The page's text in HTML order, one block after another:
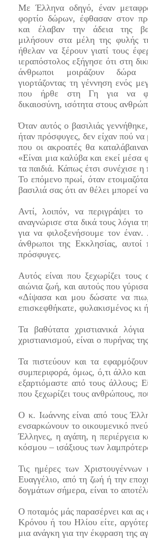
Με Έλληνα οδηγό, έναν
φορτίο δώρων, έφθασαν στον
και έλαβαν την άδεια της
μιλήσουν στα μέλη της φυλής
ήθελαν να ξέρουν γιατί τους
ιεραπόστολος εξήγησε ότι στη
άνθρωποι μοιράζουν δώρα
γιορτάζοντας τη γέννηση ενός
που ήρθε στη Γη για να
δικαιοσύνη, ισότητα στους
Όταν αυτός ο βασιλιάς
ήταν πρόσφυγες, δεν είχαν πού να
που οι ακροατές θα
«Είναι μια καλύβα και εκεί
τα παιδιά. Κάπως έτσι συνέχισε
Το επόμενο πρωί, όταν
βασιλιά σας ότι αν θέλει μπορεί
Αντί, λοιπόν, να περιγράψει
αναγνώρισε στα δικά τους λόγια
για να φιλοξενήσουμε τον
άνθρωποι της Εκκλησίας,
πρόσφυγες.
Αυτός είναι που ξεχωρίζει
αιώνια ζωή, και αυτούς που
«Δίψασα και μου δώσατε να
επισκεφθήκατε, φυλακισμένος κι
Τα βαθύτατα χριστιανικά
χριστιανισμού, είναι ο πυρήνας
Τα πιστεύουν και τα
συμπεριφορά, όμως, ό,τι άλλο
εξαρτιόμαστε από τους άλλους;
που ξεχωρίζει τους ανθρώπους,
Ο κ. Ιωάννης είναι από τους
ενσαρκώνουν το οικουμενικό
Έλληνες, η αγάπη, η περιέργεια
κόσμου – ισάξιους των
Τις ημέρες των
Ευαγγέλιο, από τη ζωή ή την
δογμάτων σήμερα, είναι το
Ο ποταμός μάς παρασέρνει και ας
Κρόνου ή του Ηλίου είτε,
μια ανάγκη για την έκφραση της